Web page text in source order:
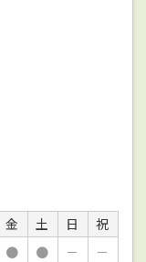
金 土 日
祝
● ● －
－